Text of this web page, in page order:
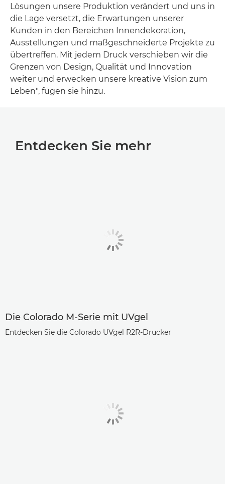
Lösungen unsere Produktion verändert und uns in
die Lage versetzt, die Erwartungen unserer
Kunden in den Bereichen Innendekoration,
Ausstellungen und maßgeschneiderte Projekte zu
übertreffen. Mit jedem Druck verschieben wir die
Grenzen von Design, Qualität und Innovation
weiter und erwecken unsere kreative Vision zum
Leben", fügen sie hinzu.
Entdecken Sie mehr
Die Colorado M-Serie mit UVgel
Entdecken Sie die Colorado UVgel R2R-Drucker